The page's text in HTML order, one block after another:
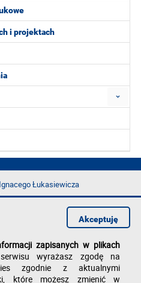
i projektach
Łukasiewicza
zapisanych w plikach
wyrażasz zgodę na
zgodnie z aktualnymi
które możesz zmienić w
Akceptuję